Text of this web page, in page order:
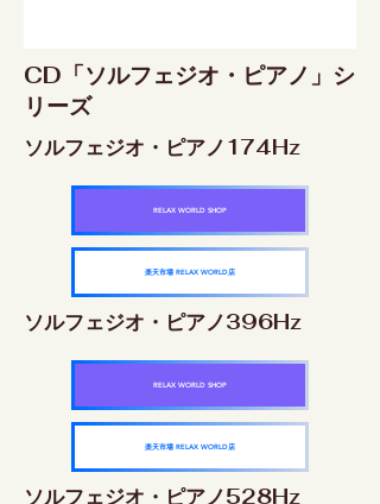
CD「ソルフェジオ・ピアノ」シ
リーズ
ソルフェジオ・ピアノ174Hz
RELAX WORLD SHOP
楽天市場 RELAX WORLD店
ソルフェジオ・ピアノ396Hz
RELAX WORLD SHOP
楽天市場 RELAX WORLD店
ソルフェジオ・ピアノ528Hz